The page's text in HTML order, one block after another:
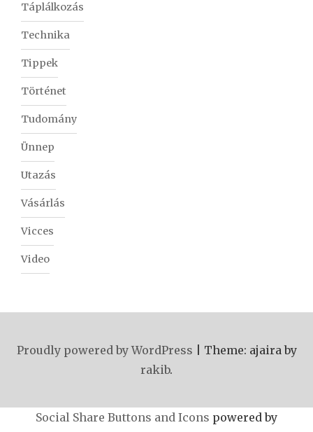
Táplálkozás
Technika
Tippek
Történet
Tudomány
Ünnep
Utazás
Vásárlás
Vicces
Video
Proudly powered by WordPress
Theme: ajaira by
rakib.
Social Share Buttons and Icons powered by